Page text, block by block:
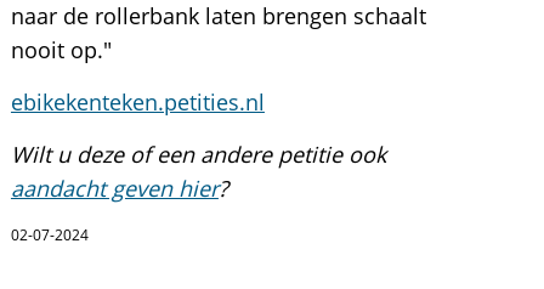
naar de rollerbank laten brengen schaalt
nooit op."
ebikekenteken.petities.nl
Wilt u deze of een andere petitie ook
aandacht geven hier?
02-07-2024